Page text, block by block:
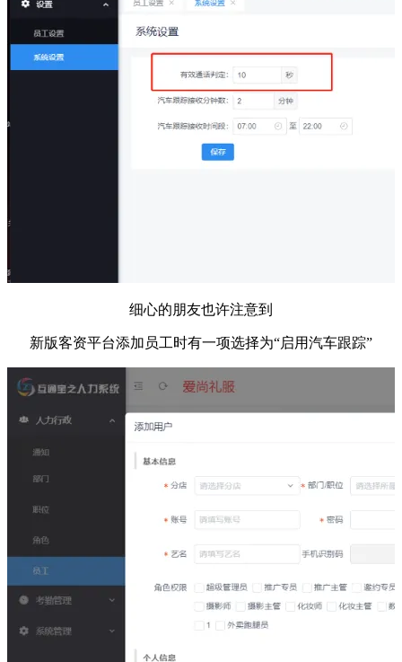
细心的朋友也许注意到
新版客资平台添加员工时有一项选择为“启用汽车跟踪”